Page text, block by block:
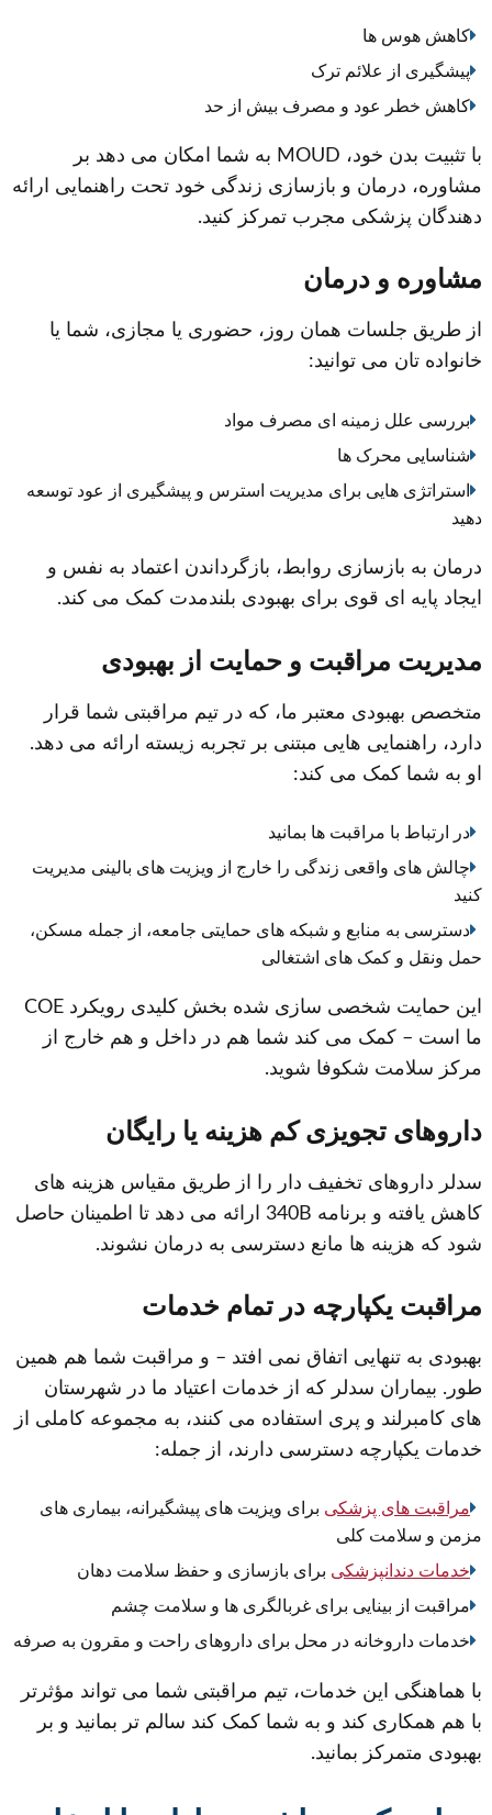
کاهش هوس ها
پیشگیری از علائم ترک
کاهش خطر عود و مصرف بیش از حد
با تثبیت بدن خود، MOUD به شما امکان می دهد بر
مشاوره، درمان و بازسازی زندگی خود تحت راهنمایی ارائه
دهندگان پزشکی مجرب تمرکز کنید.
مشاوره و درمان
از طریق جلسات همان روز، حضوری یا مجازی، شما یا
خانواده تان می توانید:
بررسی علل زمینه ای مصرف مواد
شناسایی محرک ها
استراتژی هایی برای مدیریت استرس و پیشگیری از عود توسعه
دهید
درمان به بازسازی روابط، بازگرداندن اعتماد به نفس و
ایجاد پایه ای قوی برای بهبودی بلندمدت کمک می کند.
مدیریت مراقبت و حمایت از بهبودی
متخصص بهبودی معتبر ما، که در تیم مراقبتی شما قرار
دارد، راهنمایی هایی مبتنی بر تجربه زیسته ارائه می دهد.
او به شما کمک می کند:
در ارتباط با مراقبت ها بمانید
چالش های واقعی زندگی را خارج از ویزیت های بالینی مدیریت
کنید
دسترسی به منابع و شبکه های حمایتی جامعه، از جمله مسکن،
حمل ونقل و کمک های اشتغالی
این حمایت شخصی سازی شده بخش کلیدی رویکرد COE
ما است – کمک می کند شما هم در داخل و هم خارج از
مرکز سلامت شکوفا شوید.
داروهای تجویزی کم هزینه یا رایگان
سدلر داروهای تخفیف دار را از طریق مقیاس هزینه های
کاهش یافته و برنامه 340B ارائه می دهد تا اطمینان حاصل
شود که هزینه ها مانع دسترسی به درمان نشوند.
مراقبت یکپارچه در تمام خدمات
بهبودی به تنهایی اتفاق نمی افتد – و مراقبت شما هم همین
طور. بیماران سدلر که از خدمات اعتیاد ما در شهرستان
های کامبرلند و پری استفاده می کنند، به مجموعه کاملی از
خدمات یکپارچه دسترسی دارند، از جمله:
مراقبت های پزشکی برای ویزیت های پیشگیرانه، بیماری های
مزمن و سلامت کلی
خدمات دندانپزشکی برای بازسازی و حفظ سلامت دهان
مراقبت از بینایی برای غربالگری ها و سلامت چشم
خدمات داروخانه در محل برای داروهای راحت و مقرون به صرفه
با هماهنگی این خدمات، تیم مراقبتی شما می تواند مؤثرتر
با هم همکاری کند و به شما کمک کند سالم تر بمانید و بر
بهبودی متمرکز بمانید.